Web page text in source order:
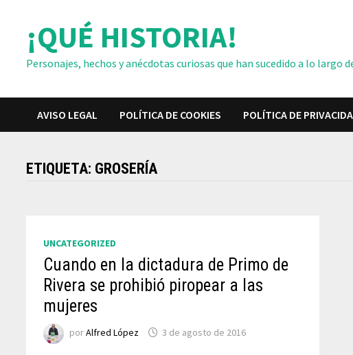
contenido¡QUÉ HISTORIA!
Personajes, hechos y anécdotas curiosas que han sucedido a lo
AVISO LEGAL POLÍTICA DE COOKIES POLÍTICA DE
ETIQUETA: GROSERÍA
UNCATEGORIZED
Cuando en la dictadura de Primo de
Rivera se prohibió piropear a las
mujeres
porAlfred López 3 de agosto de 2016